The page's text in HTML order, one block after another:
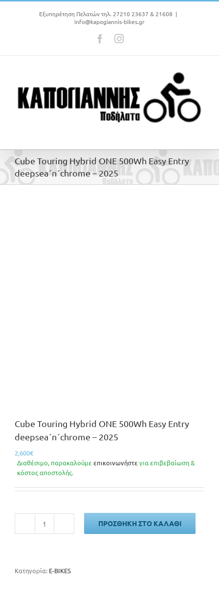
Μετάβαση
Εξυπηρέτηση Πελατών τηλ. 27210 23637 & 21608 |
info@kapogiannis-bikes.gr
FacebookInstagram
Cube Touring Hybrid ONE 500Wh Easy Entry
deepsea´n´chrome – 2025
Cube Touring Hybrid ONE 500Wh Easy Entry
deepsea´n´chrome – 2025
2,600€
Διαθέσιμο, παρακαλούμε επικοινωνήστε για επιβεβαίωση &
κόστος αποστολής.
Cube
ΠΡΟΣΘΉΚΗ ΣΤΟ ΚΑΛΆΘΙ
Κατηγορία: E-BIKES